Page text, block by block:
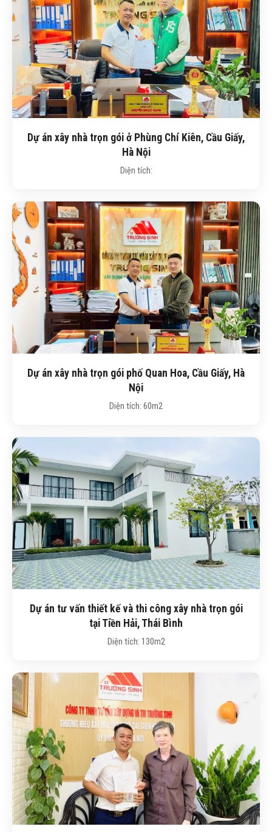
Dự án xây nhà trọn gói ở Phùng Chí Kiên, Cầu Giấy,
Hà Nội
Diện tích:
Dự án xây nhà trọn gói phố Quan Hoa, Cầu Giấy, Hà
Nội
Diện tích: 60m2
Dự án tư vấn thiết kế và thi công xây nhà trọn gói
tại Tiền Hải, Thái Bình
Diện tích: 130m2